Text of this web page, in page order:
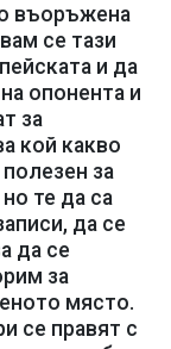
въоръжена
се тази
и да
опонента и
за
кой какво
за
те да са
да се
да се
за
място.
се правят с